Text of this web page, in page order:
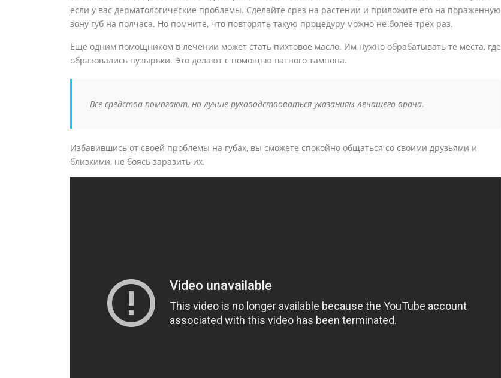
если у вас дерматологические проблемы. Сделайте срез на растении и приложите его на пораженную
зону губ на полчаса. Но помните, что повторять такую процедуру можно не более трех раз.
Еще одним помощником в лечении может стать пихтовое масло. Им нужно обрабатывать те места, где
образовались пузырьки. Это делают с помощью ватного тампона.
Все средства помогают, но лучше руководствоваться указаниям лечащего врача.
Избавившись от своей проблемы на губах, вы сможете спокойно общаться со своими друзьями и
близкими, не боясь заразить их.